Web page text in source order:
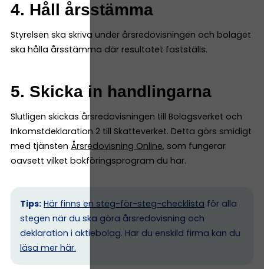
4. Håll årsstämma
Styrelsen ska skriva under årsredovisningen och bolaget
ska hålla årsstämma där resultatet fastställs.
5. Skicka in handlingarna
Slutligen skickas årsredovisningen till Bolagsverket och
Inkomstdeklaration 2 till Skatteverket. Detta görs smidigt
med tjänsten Årsredovisning Online, som fungerar
oavsett vilket bokföringsprogram du har.
Tips: Här finns en steg-för-steg-checklista för alla
stegen när du ska göra årsredovisning och
deklaration i aktiebolag. Har du enskild firma kan du
läsa mer här.